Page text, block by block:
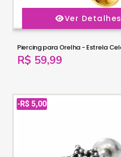
Ver Detalhes
R$ 59,99
-R$ 5,00